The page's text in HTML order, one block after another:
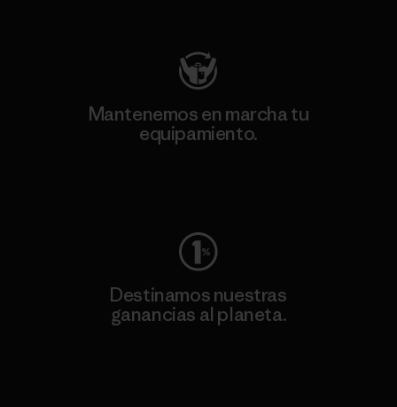
Mantenemos en marcha tu
equipamiento.
Destinamos nuestras
ganancias al planeta.